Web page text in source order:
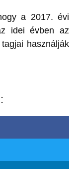
a 2017. évi
idei évben az
használják